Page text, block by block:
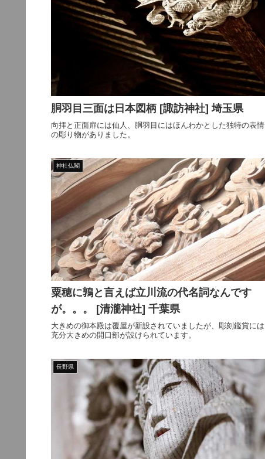
胴羽目三面は日本図柄 [諏訪神社] 埼玉県
向拝と正面扉には仙人、胴羽目にはほんわかとした独特の表情
の彫り物がありました。
神社仏閣
粟穂に鶉と言えば立川流の代名詞なんです
が。。。 [清瀧神社] 千葉県
大きめの御本殿は覆屋が新設されていましたが、彫刻鑑賞には
充分大きめの開口部が設けられています。
長野県